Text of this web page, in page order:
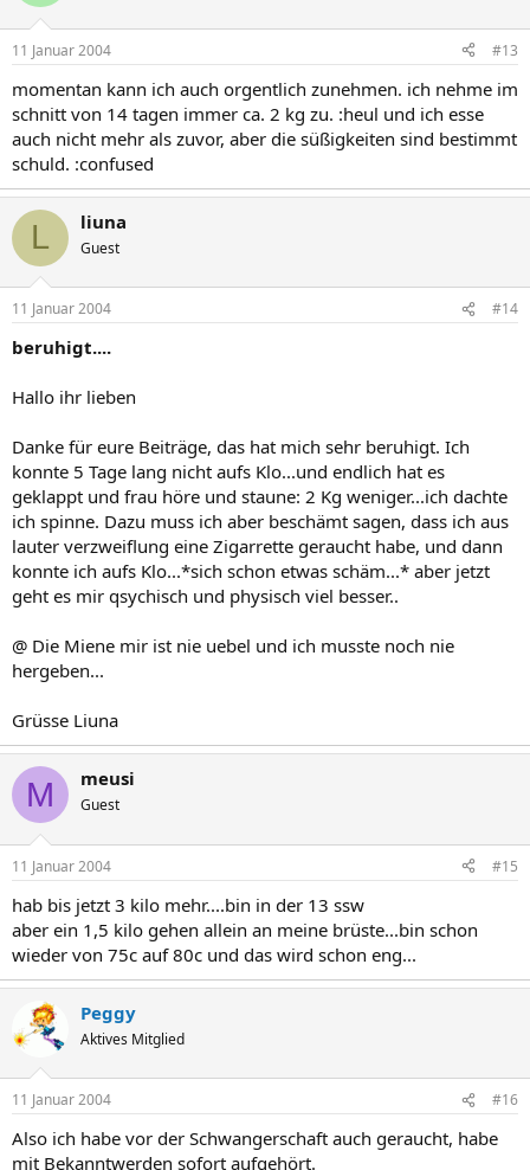
11 Januar 2004 #13
momentan kann ich auch orgentlich zunehmen. ich nehme im
schnitt von 14 tagen immer ca. 2 kg zu. :heul und ich esse
auch nicht mehr als zuvor, aber die süßigkeiten sind bestimmt
schuld. :confused
L liuna
Guest
11 Januar 2004 #14
beruhigt....
Hallo ihr lieben
Danke für eure Beiträge, das hat mich sehr beruhigt. Ich
konnte 5 Tage lang nicht aufs Klo...und endlich hat es
geklappt und frau höre und staune: 2 Kg weniger...ich dachte
ich spinne. Dazu muss ich aber beschämt sagen, dass ich aus
lauter verzweiflung eine Zigarrette geraucht habe, und dann
konnte ich aufs Klo...*sich schon etwas schäm...* aber jetzt
geht es mir qsychisch und physisch viel besser..
@ Die Miene mir ist nie uebel und ich musste noch nie
hergeben...
Grüsse Liuna
M meusi
Guest
11 Januar 2004 #15
hab bis jetzt 3 kilo mehr....bin in der 13 ssw
aber ein 1,5 kilo gehen allein an meine brüste...bin schon
wieder von 75c auf 80c und das wird schon eng...
Peggy
Aktives Mitglied
11 Januar 2004 #16
Also ich habe vor der Schwangerschaft auch geraucht, habe
mit Bekanntwerden sofort aufgehört.